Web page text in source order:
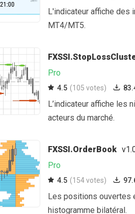
L'indicateur affiche des
MT4/MT5.
Pro
4.5 (105 votes)
L’indicateur affiche les
acteurs du marché.
FXSSI.OrderBook
Pro
4.5 (154 votes)
Les positions ouvertes
histogramme bilatéral.